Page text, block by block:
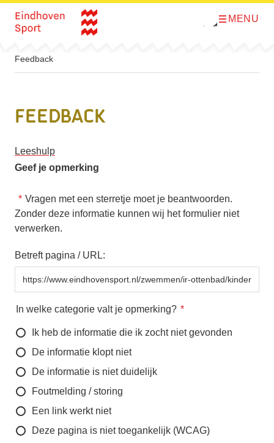
Direct naar de inhoud
O
n
MENU
Feedback
Feedback
Leeshulp
Geef je opmerking
Vragen met een sterretje moet je beantwoorden.
Zonder deze informatie kunnen wij het formulier niet
verwerken.
Betreft pagina / URL:
In welke categorie valt je opmerking?
Ik heb de informatie die ik zocht niet gevonden
De informatie klopt niet
De informatie is niet duidelijk
Foutmelding / storing
Een link werkt niet
Deze pagina is niet toegankelijk (WCAG)